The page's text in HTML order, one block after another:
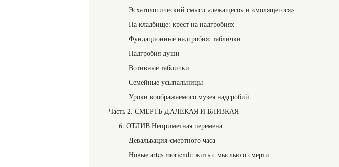
Эсхатологический смысл «лежащего» и «молящегося»
На кладбище: крест на надгробиях
Фундационные надгробия: таблички
Надгробия души
Вотивные таблички
Семейные усыпальницы
Уроки воображаемого музея надгробий
Часть 2. СМЕРТЬ ДАЛЕКАЯ И БЛИЗКАЯ
6. ОТЛИВ Неприметная перемена
Девальвация смертного часа
Новые artes moriendi: жить с мыслью о смерти